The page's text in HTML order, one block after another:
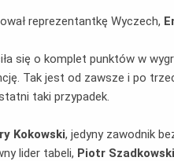
reprezentantkę Wyczech,
się o komplet punktów w
Tak jest od zawsze i po
taki przypadek.
Kokowski, jedyny zawodnik
lider tabeli, Piotr Szadkowski